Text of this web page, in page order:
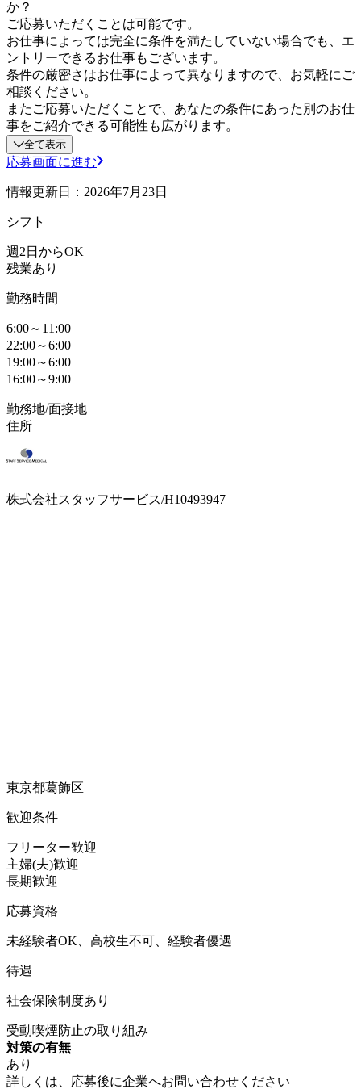
か？
ご応募いただくことは可能です。
お仕事によっては完全に条件を満たしていない場合でも、エ
ントリーできるお仕事もございます。
条件の厳密さはお仕事によって異なりますので、お気軽にご
相談ください。
またご応募いただくことで、あなたの条件にあった別のお仕
事をご紹介できる可能性も広がります。
全て表示
応募画面に進む
情報更新日：2026年7月23日
シフト
週2日からOK
残業あり
勤務時間
6:00～11:00
22:00～6:00
19:00～6:00
16:00～9:00
勤務地/面接地
住所
株式会社スタッフサービス/H10493947
東京都葛飾区
歓迎条件
フリーター歓迎
主婦(夫)歓迎
長期歓迎
応募資格
未経験者OK、高校生不可、経験者優遇
待遇
社会保険制度あり
受動喫煙防止の取り組み
対策の有無
あり
詳しくは、応募後に企業へお問い合わせください